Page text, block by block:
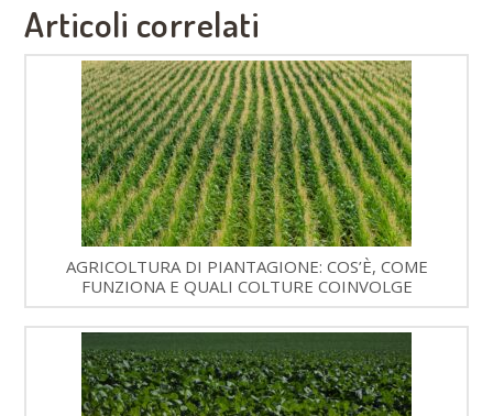
Articoli correlati
AGRICOLTURA DI PIANTAGIONE: COS’È, COME
FUNZIONA E QUALI COLTURE COINVOLGE